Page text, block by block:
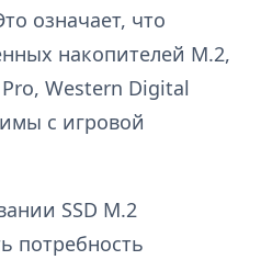
означает, что
накопителей M.2,
Western Digital
с игровой
SSD M.2
потребность